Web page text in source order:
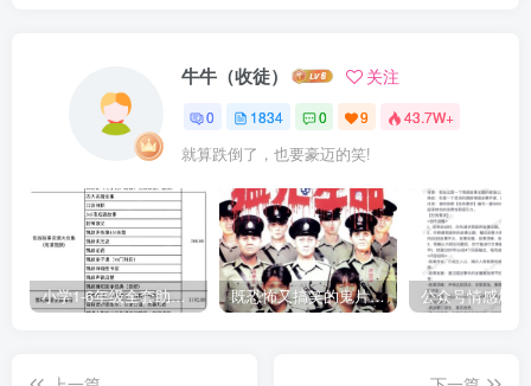
牛牛（收徒） 关注
0 1834 0 9 43.7W+
就算跌倒了，也要豪迈的笑!
小学1-6年级全套助学资源包（9000GB）(超值的精品资源-会员也需单独购买哦) 既恐怖又搞笑的鬼片（10部猛鬼恐怖片都是喜剧片）